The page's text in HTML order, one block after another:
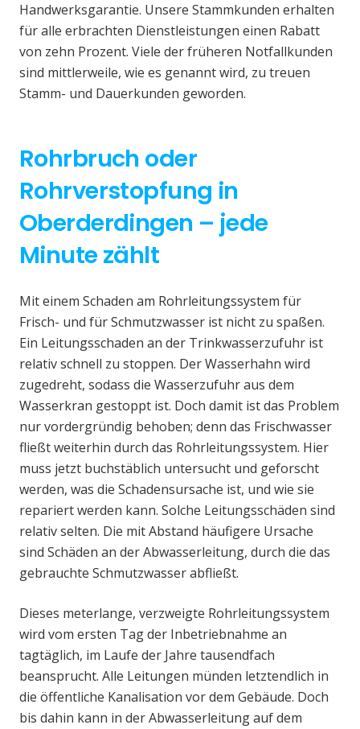
Handwerksgarantie. Unsere Stammkunden erhalten
für alle erbrachten Dienstleistungen einen Rabatt
von zehn Prozent. Viele der früheren Notfallkunden
sind mittlerweile, wie es genannt wird, zu treuen
Stamm- und Dauerkunden geworden.
Rohrbruch oder
Rohrverstopfung in
Oberderdingen – jede
Minute zählt
Mit einem Schaden am Rohrleitungssystem für
Frisch- und für Schmutzwasser ist nicht zu spaßen.
Ein Leitungsschaden an der Trinkwasserzufuhr ist
relativ schnell zu stoppen. Der Wasserhahn wird
zugedreht, sodass die Wasserzufuhr aus dem
Wasserkran gestoppt ist. Doch damit ist das Problem
nur vordergründig behoben; denn das Frischwasser
fließt weiterhin durch das Rohrleitungssystem. Hier
muss jetzt buchstäblich untersucht und geforscht
werden, was die Schadensursache ist, und wie sie
repariert werden kann. Solche Leitungsschäden sind
relativ selten. Die mit Abstand häufigere Ursache
sind Schäden an der Abwasserleitung, durch die das
gebrauchte Schmutzwasser abfließt.
Dieses meterlange, verzweigte Rohrleitungssystem
wird vom ersten Tag der Inbetriebnahme an
tagtäglich, im Laufe der Jahre tausendfach
beansprucht. Alle Leitungen münden letztendlich in
die öffentliche Kanalisation vor dem Gebäude. Doch
bis dahin kann in der Abwasserleitung auf dem